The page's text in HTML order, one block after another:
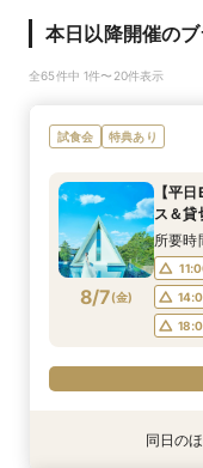
本日以降開催の
全65件中 1件〜20件表示
試食会 特典あり
8/7(金)
【平
ス＆貸
所要時
特典あり
特典あり同日の